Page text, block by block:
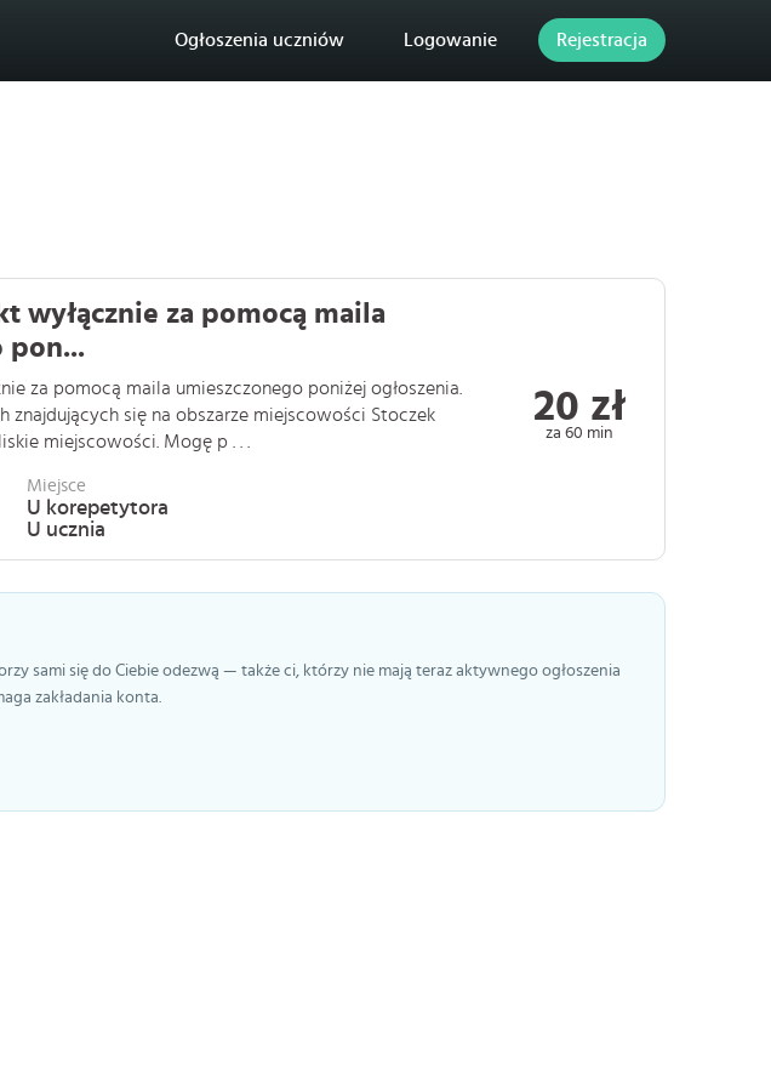
Ogłoszenia uczniów Logowanie Rejestracja
wyłącznie za pomocą maila
pon...
za pomocą maila umieszczonego poniżej ogłoszenia.
znajdujących się na obszarze miejscowości Stoczek
miejscowości. Mogę p . . .
Miejsce
U korepetytora
U ucznia
20 zł
za 60 min
sami się do Ciebie odezwą — także ci, którzy nie mają teraz aktywnego ogłoszenia
zakładania konta.